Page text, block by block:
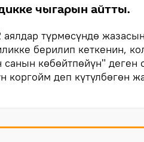
чыгарын айтты.
түрмөсүндө
берилип кеткенин,
көбөйтпөйүн" деген
деп күтүлбөгөн